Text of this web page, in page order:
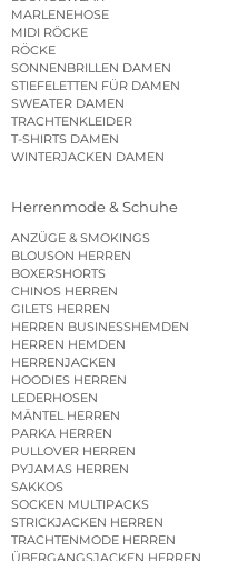
MARLENEHOSE
MIDI RÖCKE
RÖCKE
SONNENBRILLEN DAMEN
STIEFELETTEN FÜR DAMEN
SWEATER DAMEN
TRACHTENKLEIDER
T-SHIRTS DAMEN
WINTERJACKEN DAMEN
Herrenmode & Schuhe
ANZÜGE & SMOKINGS
BLOUSON HERREN
BOXERSHORTS
CHINOS HERREN
GILETS HERREN
HERREN BUSINESSHEMDEN
HERREN HEMDEN
HERRENJACKEN
HOODIES HERREN
LEDERHOSEN
MÄNTEL HERREN
PARKA HERREN
PULLOVER HERREN
PYJAMAS HERREN
SAKKOS
SOCKEN MULTIPACKS
STRICKJACKEN HERREN
TRACHTENMODE HERREN
ÜBERGANGSJACKEN HERREN